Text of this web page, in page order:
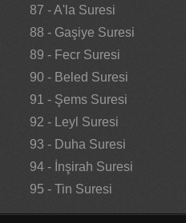
87 - A'la Suresi
88 - Gaşiye Suresi
89 - Fecr Suresi
90 - Beled Suresi
91 - Şems Suresi
92 - Leyl Suresi
93 - Duha Suresi
94 - İnşirah Suresi
95 - Tin Suresi